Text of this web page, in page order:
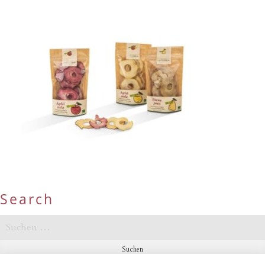
Search
Suchen
nach: